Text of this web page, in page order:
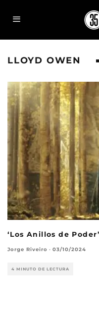
LLOYD OWEN
‘Los Anillos de
Jorge Riveiro · 03/10/2024
4 MINUTO DE LECTURA